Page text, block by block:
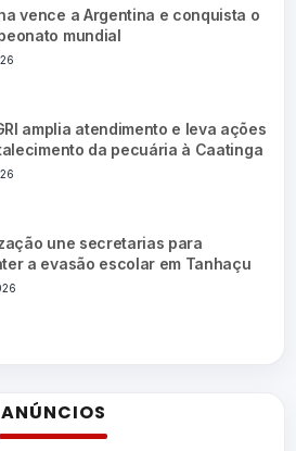
vence a Argentina e conquista o
mundial
amplia atendimento e leva ações
da pecuária à Caatinga
une secretarias para
a evasão escolar em Tanhaçu
ANÚNCIOS